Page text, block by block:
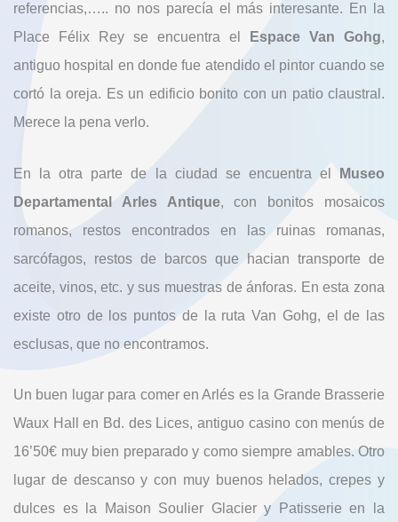
referencias,….. no nos parecía el más interesante. En la
Place Félix Rey se encuentra el
Espace Van Gohg,
antiguo hospital en donde fue atendido el pintor cuando se
cortó la oreja. Es un edificio bonito con un patio claustral.
Merece la pena verlo.
En la otra parte de la ciudad se encuentra el
Museo
Departamental Arles Antique, con bonitos mosaicos
romanos, restos encontrados en las ruinas romanas,
sarcófagos, restos de barcos que hacian transporte de
aceite, vinos, etc. y sus muestras de ánforas. En esta zona
existe otro de los puntos de la ruta Van Gohg, el de las
esclusas, que no encontramos.
Un buen lugar para comer en Arlés es la Grande Brasserie
Waux Hall en Bd. des Lices, antiguo casino con menús de
16’50€ muy bien preparado y como siempre amables. Otro
lugar de descanso y con muy buenos helados, crepes y
dulces es la Maison Soulier Glacier y Patisserie en la